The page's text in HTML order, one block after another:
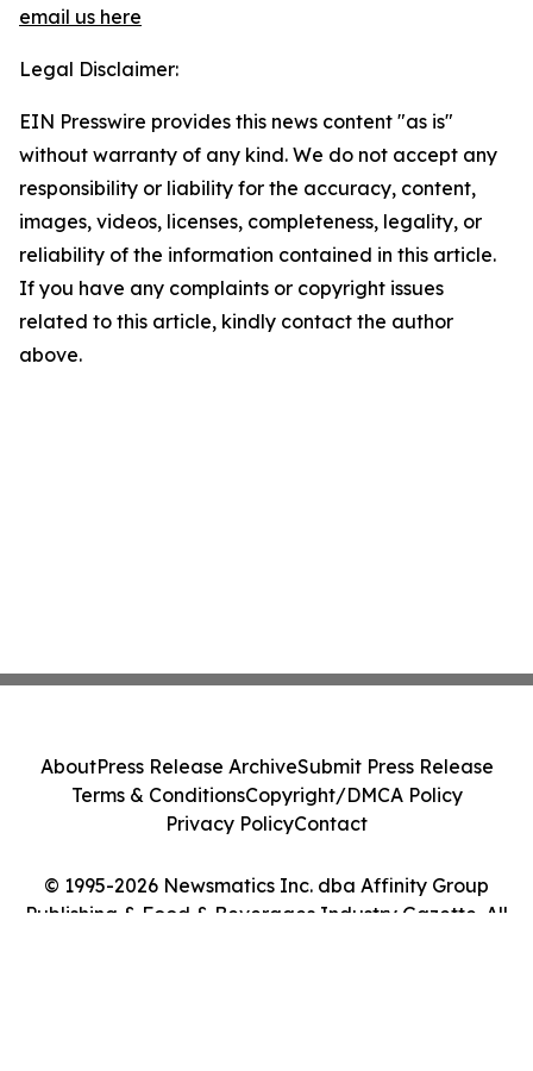
email us here
Legal Disclaimer:
EIN Presswire provides this news content "as is"
without warranty of any kind. We do not accept any
responsibility or liability for the accuracy, content,
images, videos, licenses, completeness, legality, or
reliability of the information contained in this article.
If you have any complaints or copyright issues
related to this article, kindly contact the author
above.
© 1995-2026 Newsmatics Inc. dba Affinity Group
Publishing & Food & Beverages Industry Gazette. All
AboutPress Release ArchiveSubmit Press Release
Terms & ConditionsCopyright/DMCA Policy
Privacy PolicyContact